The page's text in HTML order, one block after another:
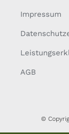
Impressum
AGB
©